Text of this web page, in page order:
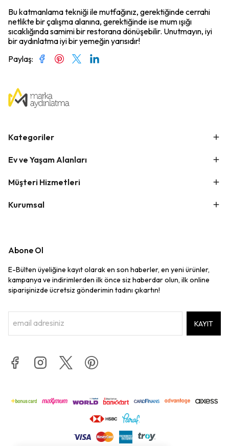
Bu katmanlama tekniği ile mutfağınız, gerektiğinde cerrahi
netlikte bir çalışma alanına, gerektiğinde ise mum ışığı
sıcaklığında samimi bir restorana dönüşebilir. Unutmayın, iyi
bir aydınlatma iyi bir yemeğin yarısıdır!
Paylaş:
Kategoriler
Ev ve Yaşam Alanları
Müşteri Hizmetleri
Kurumsal
Abone Ol
E-Bülten üyeliğine kayıt olarak en son haberler, en yeni ürünler,
kampanya ve indirimlerden ilk önce siz haberdar olun, ilk online
siparişinizde ücretsiz gönderimin tadını çıkartın!
KAYIT